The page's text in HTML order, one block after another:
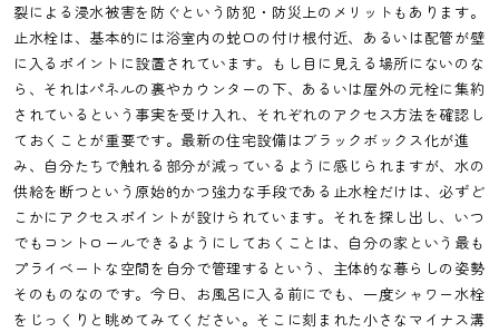
裂による浸水被害を防ぐという防犯・防災上のメリットもあります。
止水栓は、基本的には浴室内の蛇口の付け根付近、あるいは配管が壁
に入るポイントに設置されています。もし目に見える場所にないのな
ら、それはパネルの裏やカウンターの下、あるいは屋外の元栓に集約
されているという事実を受け入れ、それぞれのアクセス方法を確認し
ておくことが重要です。最新の住宅設備はブラックボックス化が進
み、自分たちで触れる部分が減っているように感じられますが、水の
供給を断つという原始的かつ強力な手段である止水栓だけは、必ずど
こかにアクセスポイントが設けられています。それを探し出し、いつ
でもコントロールできるようにしておくことは、自分の家という最も
プライベートな空間を自分で管理するという、主体的な暮らしの姿勢
そのものなのです。今日、お風呂に入る前にでも、一度シャワー水栓
をじっくりと眺めてみてください。そこに刻まれた小さなマイナス溝